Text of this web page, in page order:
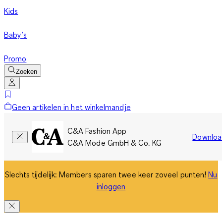
Kids
Baby’s
Promo
Zoeken
Geen artikelen in het winkelmandje
C&A Fashion App
C&A Mode GmbH & Co. KG
Slechts tijdelijk: Members sparen twee keer zoveel punten!Nu
inloggen